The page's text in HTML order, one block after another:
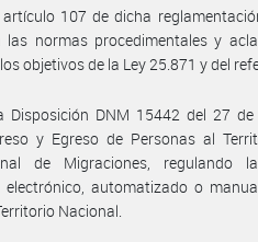
107 de dicha
las normas procedimentales y
objetivos de la Ley 25.871 y del
Disposición DNM 15442 del 27
y Egreso de Personas al
de Migraciones,
electrónico, automatizado o
Nacional.